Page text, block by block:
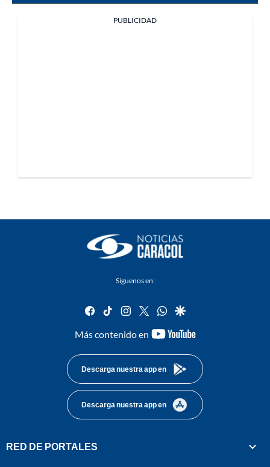
PUBLICIDAD
Síguenos en:
facebook
tiktok instagram
twitterwhatsapp
google
Más contenido en
youtube-
Descarga nuestra app en
Descarga nuestra app en
RED DE PORTALES